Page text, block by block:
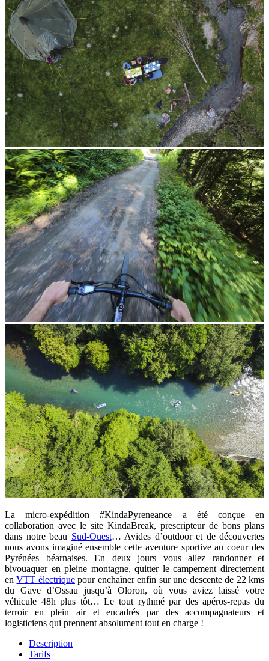
La micro-expédition #KindaPyreneance a été conçue en
collaboration avec le site KindaBreak, prescripteur de bons plans
dans notre beau Sud-Ouest… Avides d’outdoor et de découvertes
nous avons imaginé ensemble cette aventure sportive au coeur des
Pyrénées béarnaises. En deux jours vous allez randonner et
bivouaquer en pleine montagne, quitter le campement directement
enVTT électriquepour enchaîner enfin sur une descente de 22 kms
du Gave d’Ossau jusqu’à Oloron, où vous aviez laissé votre
véhicule 48h plus tôt… Le tout rythmé par des apéros-repas du
terroir en plein air et encadrés par des accompagnateurs et
logisticiens qui prennent absolument tout en charge !
Description
Tarifs